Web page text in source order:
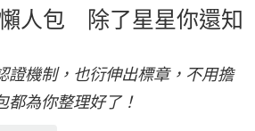
人包 除了星星你還知
證機制，也衍伸出標章，不用擔
都為你整理好了！